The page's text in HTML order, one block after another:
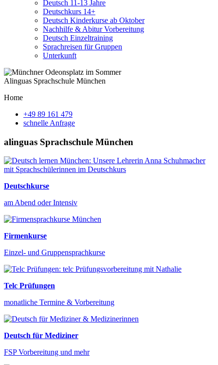
Deutsch 11-13 Jahre
Deutschkurs 14+
Deutsch Kinderkurse ab Oktober
Nachhilfe & Abitur Vorbereitung
Deutsch Einzeltraining
Sprachreisen für Gruppen
Unterkunft
Alinguas Sprachschule München
Home
+49 89 161 479
schnelle Anfrage
alinguas Sprachschule München
Deutschkurse
am Abend oder Intensiv
Firmenkurse
Einzel- und Gruppensprachkurse
Telc Prüfungen
monatliche Termine & Vorbereitung
Deutsch für Mediziner
FSP Vorbereitung und mehr